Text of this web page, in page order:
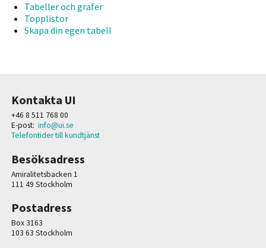
Tabeller och grafer
Topplistor
Skapa din egen tabell
Kontakta UI
+46 8 511 768 00
E-post: info@ui.se
Telefontider till kundtjänst
Besöksadress
Amiralitetsbacken 1
111 49 Stockholm
Postadress
Box 3163
103 63 Stockholm